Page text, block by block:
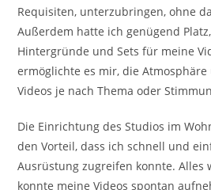
Requisiten, unterzubringen, ohne
Außerdem hatte ich genügend
Hintergründe und Sets für meine
ermöglichte es mir, die
Videos je nach Thema oder
Die Einrichtung des Studios im
den Vorteil, dass ich schnell und
Ausrüstung zugreifen konnte.
konnte meine Videos spontan